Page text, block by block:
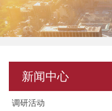
新闻中心
调研活动